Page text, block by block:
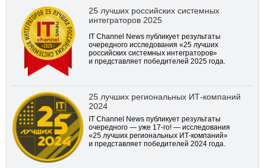
25 лучших российских системных
интеграторов 2025
IT Channel News публикует результаты
очередного исследования «25 лучших
российских системных интеграторов»
и представляет победителей 2025 года.
25 лучших региональных ИТ-компаний
2024
IT Channel News публикует результаты
очередного — уже 17-го! — исследования
«25 лучших региональных ИТ-компаний»
и представляет победителей 2024 года.